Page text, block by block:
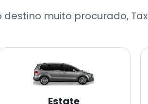
muito procurado,
Estate